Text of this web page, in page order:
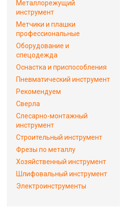
Металлорежущий
инструмент
Метчики и плашки
профессиональные
Оборудование и
спецодежда
Оснастка и приспособления
Пневматический инструмент
Рекомендуем
Сверла
Слесарно-монтажный
инструмент
Строительный инструмент
Фрезы по металлу
Хозяйственный инструмент
Шлифовальный инструмент
Электроинструменты